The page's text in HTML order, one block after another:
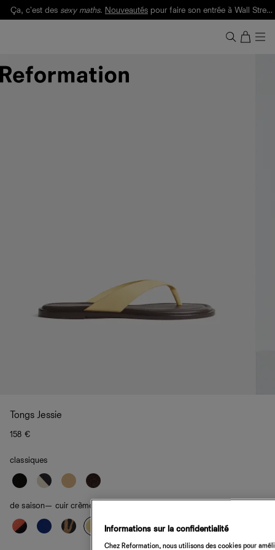
Ça, c'est des sexy maths. Nouveautés pour faire son entrée à Wall Street.
Tongs Jessie
158 €
classiques
de saison— cuir crème anglaise citron
Informations sur la confidentialité
Chez Reformation, nous utilisons des cookies pour